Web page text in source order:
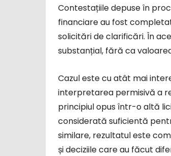
Contestațiile depuse în
financiare au fost
solicitări de clarificări. În
substanțial, fără ca
Cazul este cu atât mai
interpretarea permisivă a
principiul opus într-o altă
considerată suficientă
similare, rezultatul este
și deciziile care au făcut